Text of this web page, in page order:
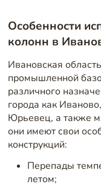
Особенности
колонн в
Ивановская
промышленной
различного
города как
Юрьевец, а также
они имеют свои
конструкций:
Перепады
летом;